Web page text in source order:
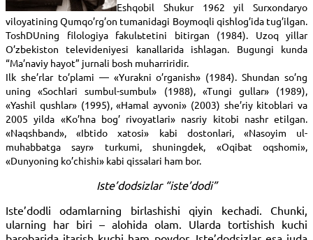
Eshqobil Shukur 1962 yil Surxondaryo
viloyatining Qumqo’rg’on tumanidagi Boymoqli qishlog’ida tug’ilgan.
ToshDUning filologiya fakulьtetini bitirgan (1984). Uzoq yillar
O’zbekiston televideniyesi kanallarida ishlagan. Bugungi kunda
“Ma’naviy hayot” jurnali bosh muharriridir.
Ilk she’rlar to’plami — «Yurakni o’rganish» (1984). Shundan so’ng
uning «Sochlari sumbul-sumbul» (1988), «Tungi gullar» (1989),
«Yashil qushlar» (1995), «Hamal ayvoni» (2003) she’riy kitoblari va
2005 yilda «Ko’hna bog’ rivoyatlari» nasriy kitobi nashr etilgan.
«Naqshband», «Ibtido xatosi» kabi dostonlari, «Nasoyim ul-
muhabbatga sayr» turkumi, shuningdek, «Oqibat oqshomi»,
«Dunyoning ko’chishi» kabi qissalari ham bor.
Iste’dodsizlar “iste’dodi”
Iste’dodli odamlarning birlashishi qiyin kechadi. Chunki,
ularning har biri – alohida olam. Ularda tortishish kuchi